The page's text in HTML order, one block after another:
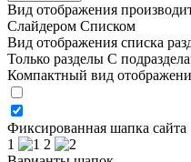
Вид отображения
Слайдером Списком
Вид отображения списка
Только разделы С
Компактный вид
Фиксированная шапка сайта
1
2